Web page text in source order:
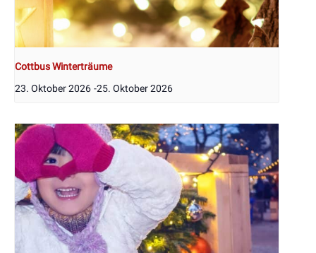
Cottbus Winterträume
23. Oktober 2026 -25. Oktober 2026